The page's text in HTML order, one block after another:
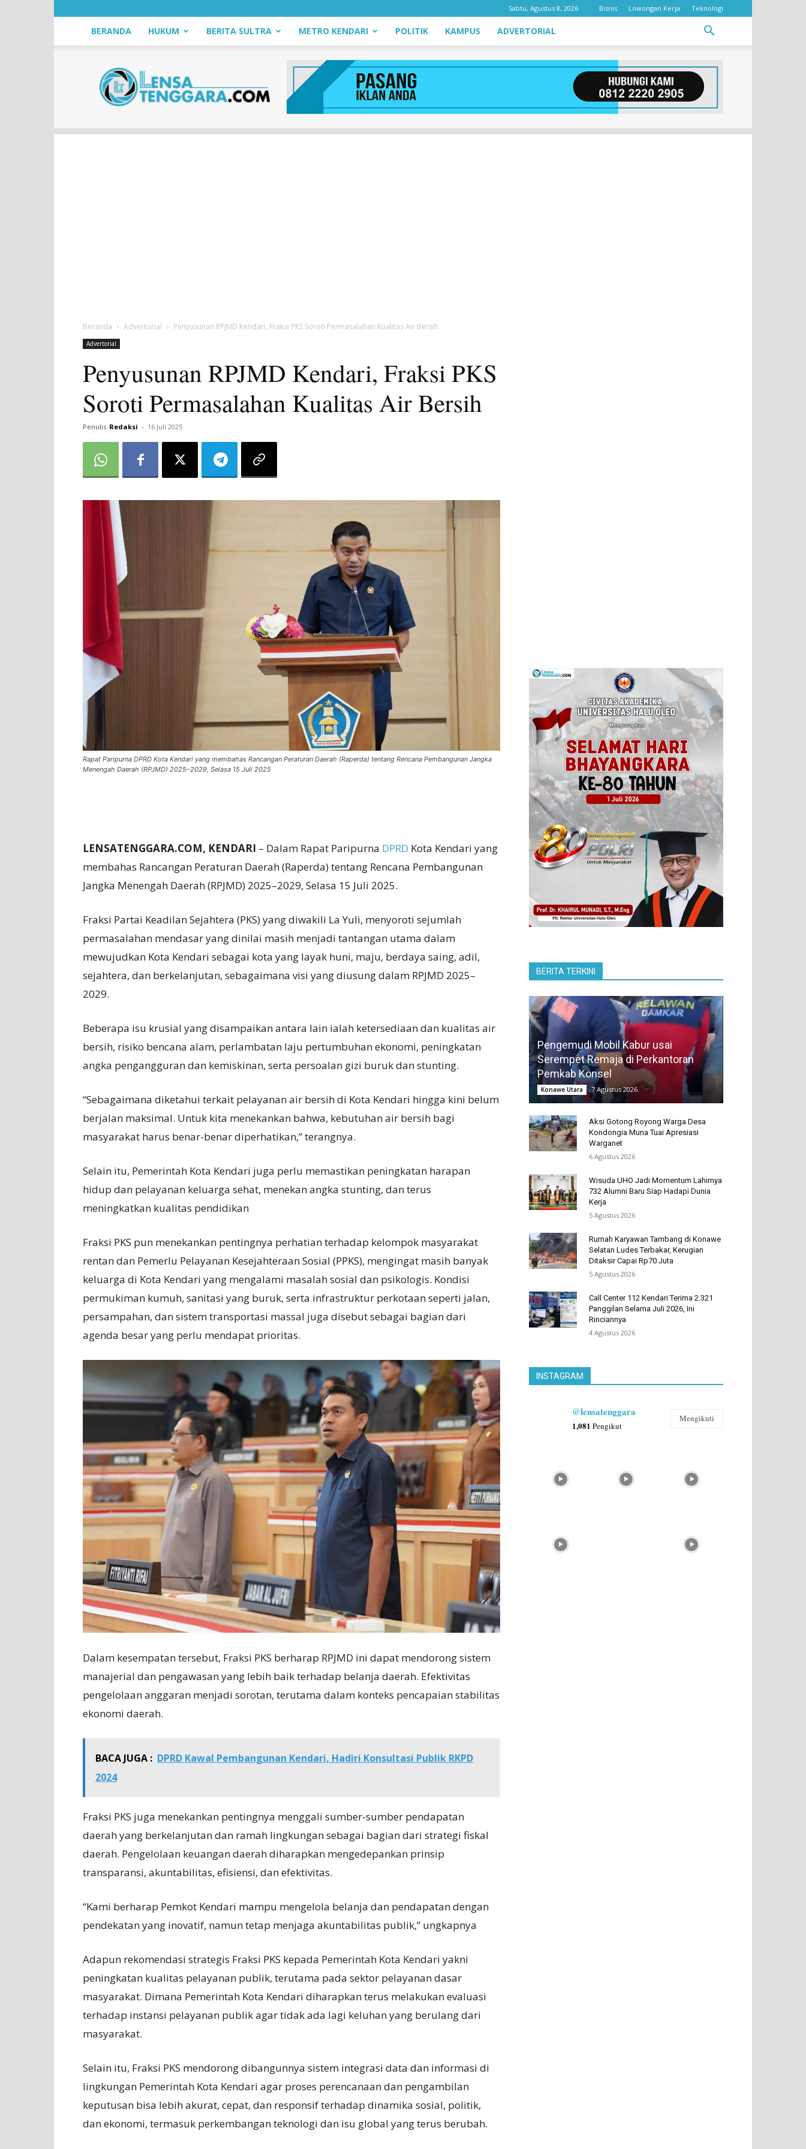
Sabtu, Agustus 8, 2026 Bisnis Lowongan Kerja Teknologi
BERANDA HUKUM BERITA SULTRA METRO KENDARI POLITIK KAMPUS ADVERTORIAL
LensaTenggara.com
Beranda Advertorial Penyusunan RPJMD Kendari, Fraksi PKS Soroti Permasalahan Kualitas Air Bersih
Advertorial
Penyusunan RPJMD Kendari, Fraksi PKS
Soroti Permasalahan Kualitas Air Bersih
Penulis Redaksi - 16 Juli 2025
Rapat Paripurna DPRD Kota Kendari yang membahas Rancangan Peraturan Daerah (Raperda) tentang Rencana Pembangunan Jangka
Menengah Daerah (RPJMD) 2025–2029, Selasa 15 Juli 2025
LENSATENGGARA.COM, KENDARI – Dalam Rapat Paripurna DPRD Kota Kendari yang
membahas Rancangan Peraturan Daerah (Raperda) tentang Rencana Pembangunan
Jangka Menengah Daerah (RPJMD) 2025–2029, Selasa 15 Juli 2025.
Fraksi Partai Keadilan Sejahtera (PKS) yang diwakili La Yuli, menyoroti sejumlah
permasalahan mendasar yang dinilai masih menjadi tantangan utama dalam
mewujudkan Kota Kendari sebagai kota yang layak huni, maju, berdaya saing, adil,
sejahtera, dan berkelanjutan, sebagaimana visi yang diusung dalam RPJMD 2025–
2029.
Beberapa isu krusial yang disampaikan antara lain ialah ketersediaan dan kualitas air
bersih, risiko bencana alam, perlambatan laju pertumbuhan ekonomi, peningkatan
angka pengangguran dan kemiskinan, serta persoalan gizi buruk dan stunting.
“Sebagaimana diketahui terkait pelayanan air bersih di Kota Kendari hingga kini belum
berjalan maksimal. Untuk kita menekankan bahwa, kebutuhan air bersih bagi
masyarakat harus benar-benar diperhatikan,” terangnya.
Selain itu, Pemerintah Kota Kendari juga perlu memastikan peningkatan harapan
hidup dan pelayanan keluarga sehat, menekan angka stunting, dan terus
meningkatkan kualitas pendidikan
Fraksi PKS pun menekankan pentingnya perhatian terhadap kelompok masyarakat
rentan dan Pemerlu Pelayanan Kesejahteraan Sosial (PPKS), mengingat masih banyak
keluarga di Kota Kendari yang mengalami masalah sosial dan psikologis. Kondisi
permukiman kumuh, sanitasi yang buruk, serta infrastruktur perkotaan seperti jalan,
persampahan, dan sistem transportasi massal juga disebut sebagai bagian dari
agenda besar yang perlu mendapat prioritas.
Dalam kesempatan tersebut, Fraksi PKS berharap RPJMD ini dapat mendorong sistem
manajerial dan pengawasan yang lebih baik terhadap belanja daerah. Efektivitas
pengelolaan anggaran menjadi sorotan, terutama dalam konteks pencapaian stabilitas
ekonomi daerah.
BACA JUGA : DPRD Kawal Pembangunan Kendari, Hadiri Konsultasi Publik RKPD
2024
Fraksi PKS juga menekankan pentingnya menggali sumber-sumber pendapatan
daerah yang berkelanjutan dan ramah lingkungan sebagai bagian dari strategi fiskal
daerah. Pengelolaan keuangan daerah diharapkan mengedepankan prinsip
transparansi, akuntabilitas, efisiensi, dan efektivitas.
“Kami berharap Pemkot Kendari mampu mengelola belanja dan pendapatan dengan
pendekatan yang inovatif, namun tetap menjaga akuntabilitas publik,” ungkapnya
Adapun rekomendasi strategis Fraksi PKS kepada Pemerintah Kota Kendari yakni
peningkatan kualitas pelayanan publik, terutama pada sektor pelayanan dasar
masyarakat. Dimana Pemerintah Kota Kendari diharapkan terus melakukan evaluasi
terhadap instansi pelayanan publik agar tidak ada lagi keluhan yang berulang dari
masyarakat.
Selain itu, Fraksi PKS mendorong dibangunnya sistem integrasi data dan informasi di
lingkungan Pemerintah Kota Kendari agar proses perencanaan dan pengambilan
keputusan bisa lebih akurat, cepat, dan responsif terhadap dinamika sosial, politik,
dan ekonomi, termasuk perkembangan teknologi dan isu global yang terus berubah.
BERITA TERKINI
Pengemudi Mobil Kabur usai
Serempet Remaja di Perkantoran
Pemkab Konsel
Konawe Utara 7 Agustus 2026
Aksi Gotong Royong Warga Desa
Kondongia Muna Tuai Apresiasi
Warganet
6 Agustus 2026
Wisuda UHO Jadi Momentum Lahirnya
732 Alumni Baru Siap Hadapi Dunia
Kerja
5 Agustus 2026
Rumah Karyawan Tambang di Konawe
Selatan Ludes Terbakar, Kerugian
Ditaksir Capai Rp70 Juta
5 Agustus 2026
Call Center 112 Kendari Terima 2.321
Panggilan Selama Juli 2026, Ini
Rinciannya
4 Agustus 2026
INSTAGRAM
@lensatenggara
1,081 Pengikut
Mengikuti